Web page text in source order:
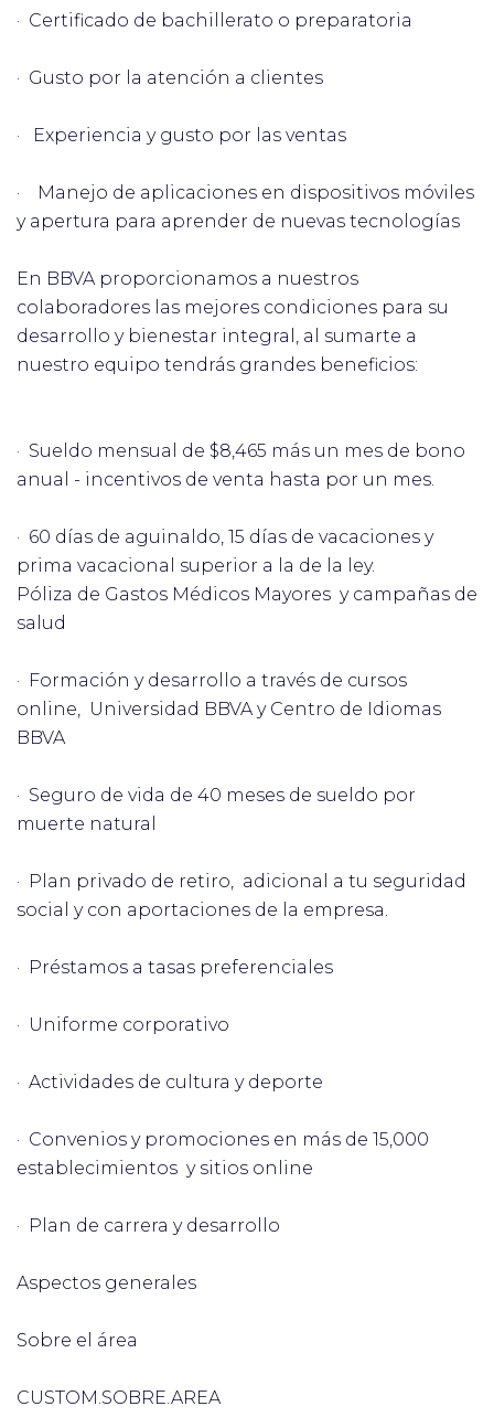
· Certificado de bachillerato o preparatoria
· Gusto por la atención a clientes
· Experiencia y gusto por las ventas
·
Manejo de aplicaciones en dispositivos móviles
y apertura para aprender de nuevas tecnologías
En BBVA proporcionamos a nuestros
colaboradores las mejores condiciones para su
desarrollo y bienestar integral, al sumarte a
nuestro equipo tendrás grandes beneficios:
· Sueldo mensual de $8,465 más un mes de bono
anual - incentivos de venta hasta por un mes.
· 60 días de aguinaldo, 15 días de vacaciones y
prima vacacional superior a la de la ley.
Póliza de Gastos Médicos Mayores y campañas de
salud
· Formación y desarrollo a través de cursos
online, Universidad BBVA y Centro de Idiomas
BBVA
· Seguro de vida de 40 meses de sueldo por
muerte natural
· Plan privado de retiro, adicional a tu seguridad
social y con aportaciones de la empresa.
· Préstamos a tasas preferenciales
· Uniforme corporativo
· Actividades de cultura y deporte
· Convenios y promociones en más de 15,000
establecimientos y sitios online
· Plan de carrera y desarrollo
Aspectos generales
Sobre el área
CUSTOM.SOBRE.AREA